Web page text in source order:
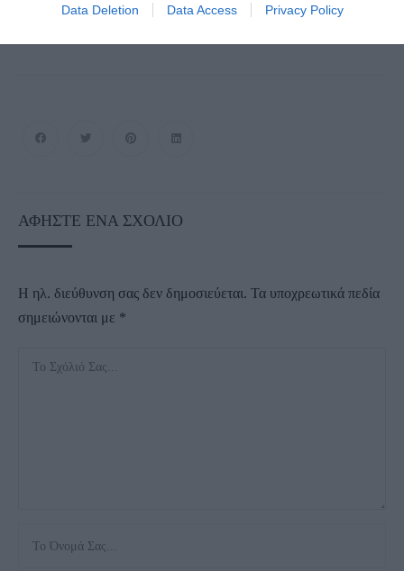
Data Deletion Data Access Privacy Policy
ρωτάμε…
ΑΦΉΣΤΕ ΈΝΑ ΣΧΌΛΙΟ
Η ηλ. διεύθυνση σας δεν δημοσιεύεται. Τα υποχρεωτικά πεδία
σημειώνονται με *